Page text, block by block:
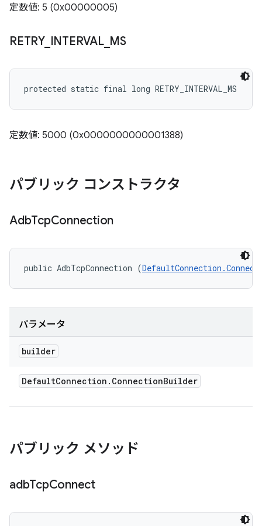
定数値: 5 (0x00000005)
RETRY_ INTERVAL_ MS
protected static final long RETRY_INTERVAL_MS
定数値: 5000 (0x0000000000001388)
パブリック コンストラクタ
AdbTcpConnection
public AdbTcpConnection (
パラメータ
builder
DefaultConnection . ConnectionBuilder
パブリック メソッド
adbTcpConnect